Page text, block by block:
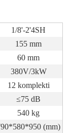
1/8'-2'4SH
155 mm
60 mm
380V/3kW
12 komplekti
≤75 dB
540 kg
(mm)